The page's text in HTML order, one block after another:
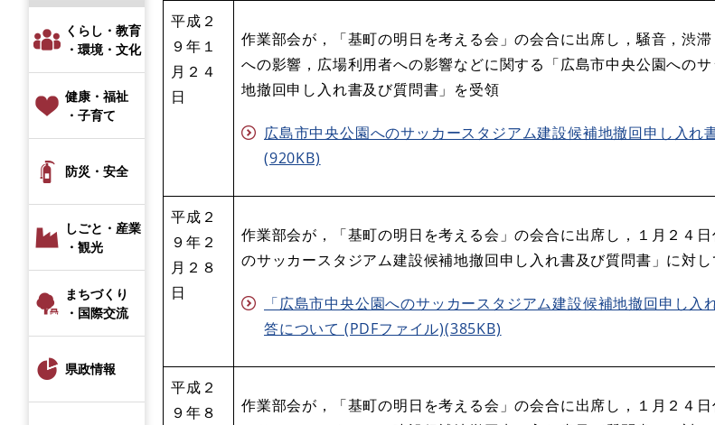
くらし・教育
・環境・文化
健康・福祉
・子育て
防災・安全
しごと・産業
・観光
まちづくり
・国際交流
県政情報
平成２
９年１
月２４
日
作業部会が，「基町の明日を考える会」の会合に出席し，騒音，渋
への影響，広場利用者への影響などに関する「広島市中央公園への
地撤回申し入れ書及び質問書」を受領
広島市中央公園へのサッカースタジアム建設候補地撤回申し入れ
(920KB)
平成２
９年２
月２８
日
作業部会が，「基町の明日を考える会」の会合に出席し，１月２４
のサッカースタジアム建設候補地撤回申し入れ書及び質問書」に対
「広島市中央公園へのサッカースタジアム建設候補地撤回申し入
答について (PDFファイル)(385KB)
平成２
９年８
作業部会が，「基町の明日を考える会」の会合に出席し，１月２４